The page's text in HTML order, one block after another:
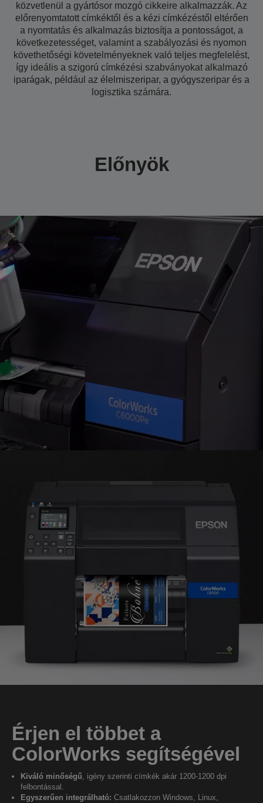
közvetlenül a gyártósor mozgó cikkeire alkalmazzák. Az
előrenyomtatott címkéktől és a kézi címkézéstől eltérően
a nyomtatás és alkalmazás biztosítja a pontosságot, a
következetességet, valamint a szabályozási és nyomon
követhetőségi követelményeknek való teljes megfelelést,
így ideális a szigorú címkézési szabványokat alkalmazó
iparágak, például az élelmiszeripar, a gyógyszeripar és a
logisztika számára.
Előnyök
Érjen el többet a
ColorWorks segítségével
Kiváló minőségű, igény szerinti címkék akár 1200-1200 dpi
felbontással.
Egyszerűen integrálható: Csatlakozzon Windows, Linux,